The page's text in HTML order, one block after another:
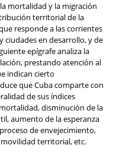
mortalidad y la migración
territorial de la
responde a las corrientes
ciudades en desarrollo, y de
epígrafe analiza la
prestando atención al
indican cierto
que Cuba comparte con
de sus índices
disminución de la
aumento de la esperanza
de envejecimiento,
territorial, etc.